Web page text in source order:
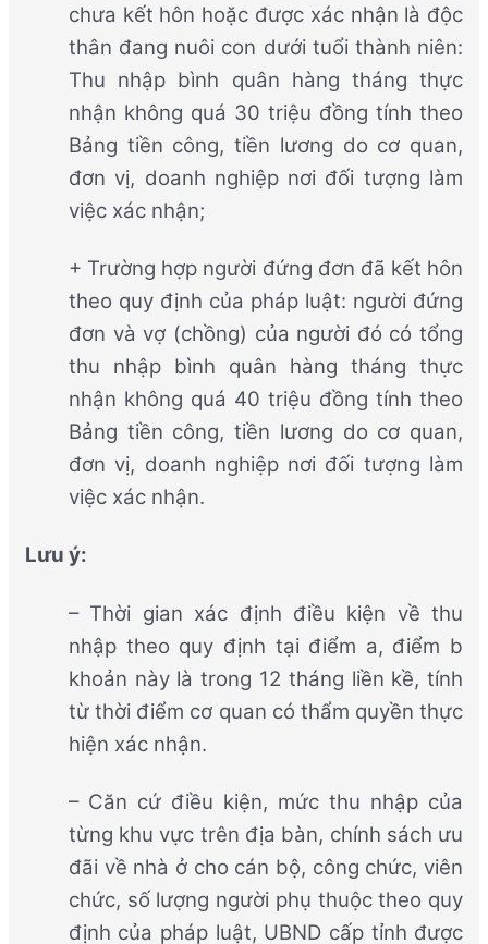
chưa kết hôn hoặc được xác nhận là độc
thân đang nuôi con dưới tuổi thành niên:
Thu nhập bình quân hàng tháng thực
nhận không quá 30 triệu đồng tính theo
Bảng tiền công, tiền lương do cơ quan,
đơn vị, doanh nghiệp nơi đối tượng làm
việc xác nhận;
+ Trường hợp người đứng đơn đã kết hôn
theo quy định của pháp luật: người đứng
đơn và vợ (chồng) của người đó có tổng
thu nhập bình quân hàng tháng thực
nhận không quá 40 triệu đồng tính theo
Bảng tiền công, tiền lương do cơ quan,
đơn vị, doanh nghiệp nơi đối tượng làm
việc xác nhận.
Lưu ý:
– Thời gian xác định điều kiện về thu
nhập theo quy định tại điểm a, điểm b
khoản này là trong 12 tháng liền kề, tính
từ thời điểm cơ quan có thẩm quyền thực
hiện xác nhận.
– Căn cứ điều kiện, mức thu nhập của
từng khu vực trên địa bàn, chính sách ưu
đãi về nhà ở cho cán bộ, công chức, viên
chức, số lượng người phụ thuộc theo quy
định của pháp luật, UBND cấp tỉnh được